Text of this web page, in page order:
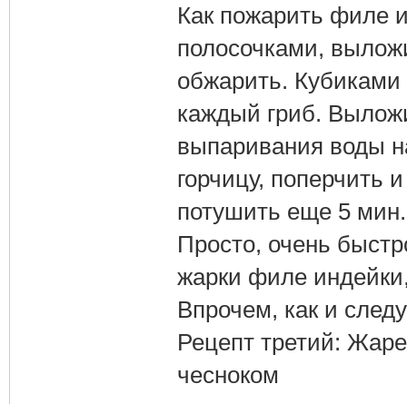
Как пожарить филе
полосочками,
обжарить. Кубиками
каждый гриб.
выпаривания воды
горчицу, поперчить
потушить еще 5 мин.
Просто, очень
жарки филе
Впрочем, как и
Рецепт третий:
чесноком